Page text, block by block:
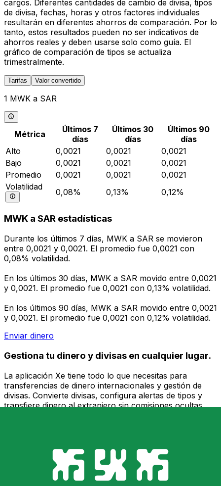
cargos. Diferentes cantidades de cambio de divisa, tipos
de divisa, fechas, horas y otros factores individuales
resultarán en diferentes ahorros de comparación. Por lo
tanto, estos resultados pueden no ser indicativos de
ahorros reales y deben usarse solo como guía. El
gráfico de comparación de tipos se actualiza
trimestralmente.
Tarifas Valor convertido
1 MWK a SAR
Métrica
Últimos 7
días
Últimos 30
días
Últimos 90
días
Alto
0,0021 0,0021
0,0021
Bajo
0,0021 0,0021
0,0021
Promedio
0,0021 0,0021
0,0021
Volatilidad
0,08% 0,13% 0,12%
MWK a SAR estadísticas
Durante los últimos 7 días, MWK a SAR se movieron
entre 0,0021 y 0,0021. El promedio fue 0,0021 con
0,08% volatilidad.
En los últimos 30 días, MWK a SAR movido entre 0,0021
y 0,0021. El promedio fue 0,0021 con 0,13% volatilidad.
En los últimos 90 días, MWK a SAR movido entre 0,0021
y 0,0021. El promedio fue 0,0021 con 0,12% volatilidad.
Enviar dinero
Gestiona tu dinero y divisas en cualquier lugar.
La aplicación Xe tiene todo lo que necesitas para
transferencias de dinero internacionales y gestión de
divisas. Convierte divisas, configura alertas de tipos y
transfiere dinero al extranjero sin comisiones ocultas.